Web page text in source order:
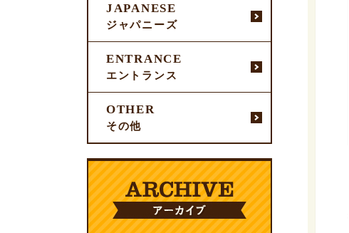
JAPANESE
ジャパニーズ
ENTRANCE
エントランス
OTHER
その他